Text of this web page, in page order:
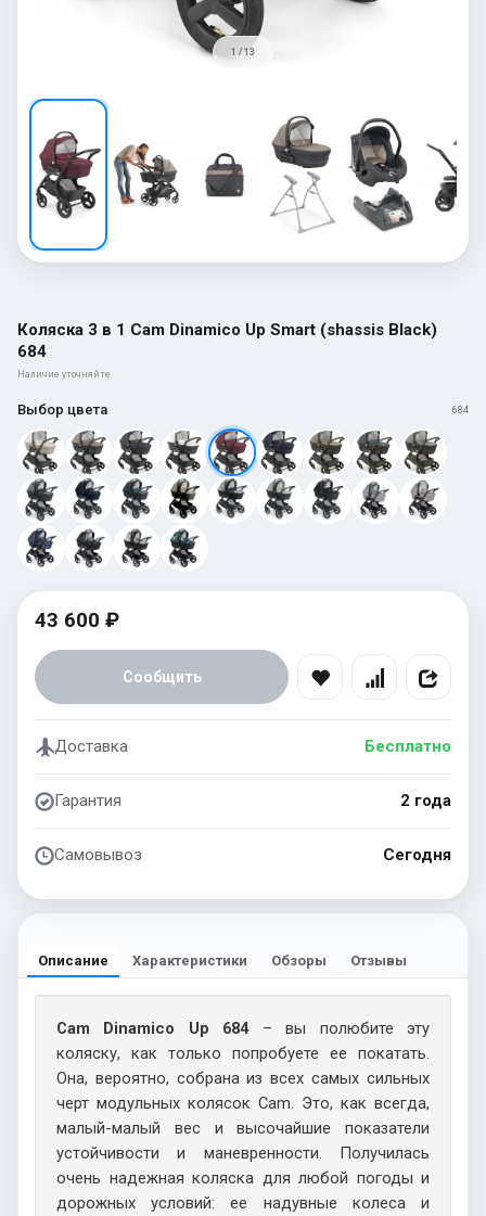
1 / 13
Коляска 3 в 1 Cam Dinamico Up Smart (shassis Black)
684
Наличие уточняйте
Выбор цвета 684
43 600 ₽
Сообщить
Доставка Бесплатно
Гарантия 2 года
Самовывоз Сегодня
Описание Характеристики Обзоры Отзывы
Cam Dinamico Up 684– вы полюбите эту
коляску, как только попробуете ее покатать.
Она, вероятно, собрана из всех самых сильных
черт модульных колясок Cam. Это, как всегда,
малый-малый вес и высочайшие показатели
устойчивости и маневренности. Получилась
очень надежная коляска для любой погоды и
дорожных условий: ее надувные колеса и